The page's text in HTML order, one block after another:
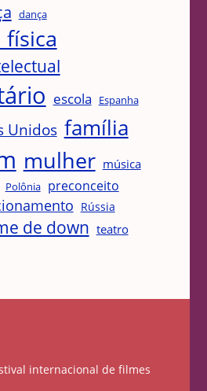
dança
escola Espanha
Unidos família
mulher música
Polônia preconceito
Rússia
de down teatro
internacional de filmes